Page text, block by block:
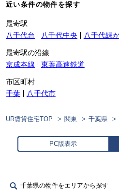
近い条件の物件を探す
最寄駅
八千代台
八千代中央 八千代緑
最寄駅の沿線
京成本線
東葉高速鉄道
市区町村
千葉
八千代市
UR賃貸住宅TOP 関東 千葉県
PC版表示
千葉県の物件をエリアから探す